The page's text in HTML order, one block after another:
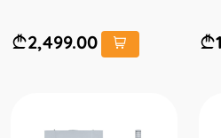
2,499.00